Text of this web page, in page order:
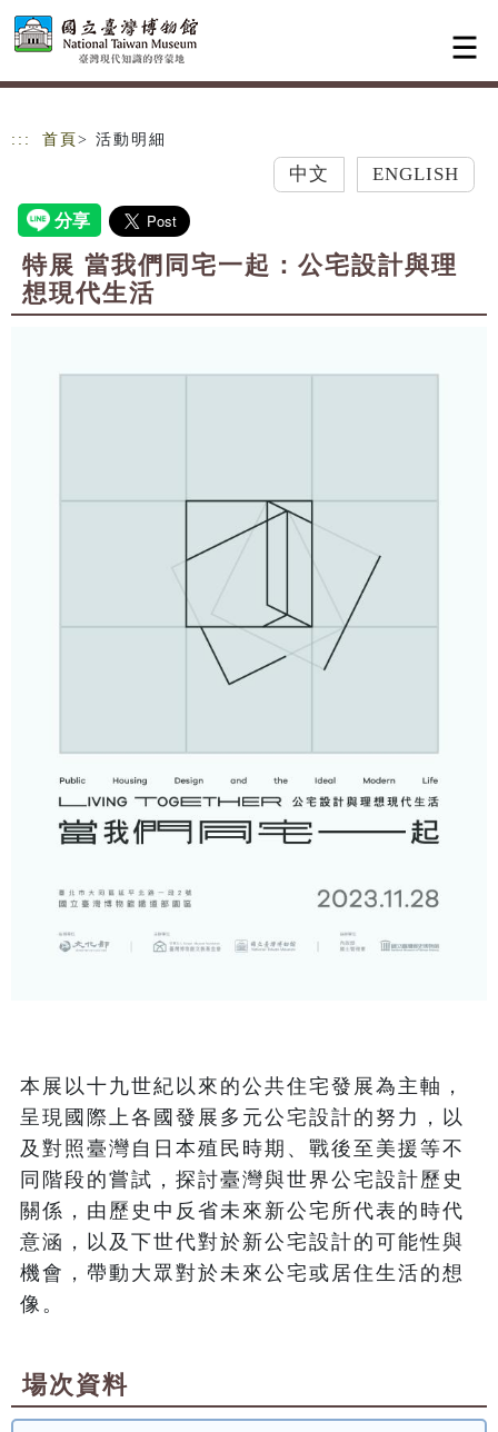
跳到主要內容
網站導覽
::: 首頁 > 活動明細
中文 ENGLISH
特展 當我們同宅一起：公宅設計與理
想現代生活
本展以十九世紀以來的公共住宅發展為主軸，
呈現國際上各國發展多元公宅設計的努力，以
及對照臺灣自日本殖民時期、戰後至美援等不
同階段的嘗試，探討臺灣與世界公宅設計歷史
關係，由歷史中反省未來新公宅所代表的時代
意涵，以及下世代對於新公宅設計的可能性與
機會，帶動大眾對於未來公宅或居住生活的想
像。
場次資料